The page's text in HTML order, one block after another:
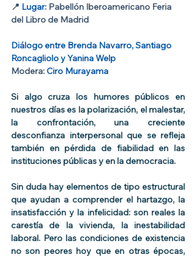
📍 Lugar: Pabellón Iberoamericano Feria
del Libro de Madrid
Diálogo entre Brenda Navarro, Santiago
Roncagliolo y Yanina Welp
Modera: Ciro Murayama
Si algo cruza los humores públicos en
nuestros días es la polarización, el malestar,
la confrontación, una creciente
desconfianza interpersonal que se refleja
también en pérdida de fiabilidad en las
instituciones públicas y en la democracia.
Sin duda hay elementos de tipo estructural
que ayudan a comprender el hartazgo, la
insatisfacción y la infelicidad: son reales la
carestía de la vivienda, la inestabilidad
laboral. Pero las condiciones de existencia
no son peores hoy que en otras épocas,